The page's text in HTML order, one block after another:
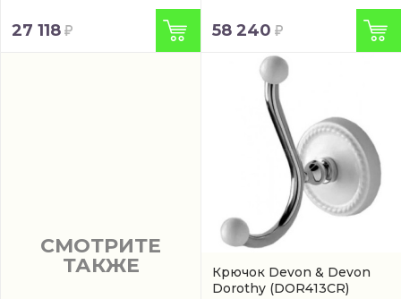
27 118 58 240
СМОТРИТЕ
ТАКЖЕ
Крючок Devon & Devon
Dorothy (DOR413CR)